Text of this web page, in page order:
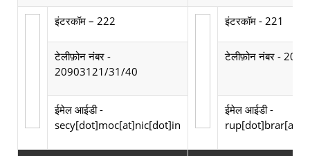
इंटरकॉम – 222 इंटरकॉम - 221
टेलीफ़ोन नंबर -
20903121/31/40
टेलीफ़ोन नंबर -
ईमेल आईडी -
secy[dot]moc[at]nic[dot]in
ईमेल आईडी -